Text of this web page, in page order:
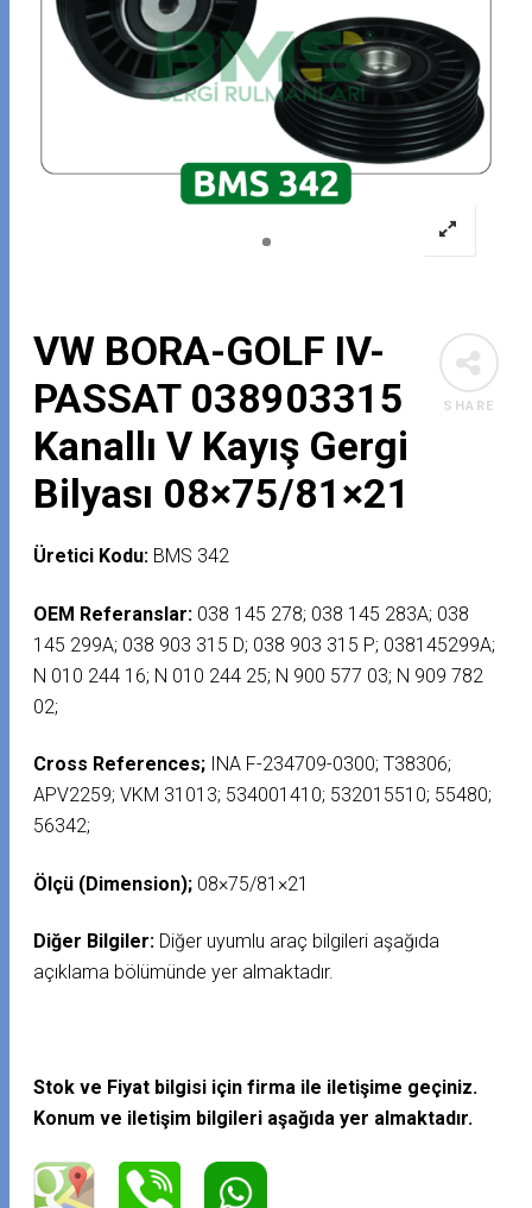
SHARE
VW BORA-GOLF IV-
PASSAT 038903315
Kanallı V Kayış Gergi
Bilyası 08×75/81×21
Üretici Kodu: BMS 342
OEM Referanslar: 038 145 278; 038 145 283A; 038
145 299A; 038 903 315 D; 038 903 315 P; 038145299A;
N 010 244 16; N 010 244 25; N 900 577 03; N 909 782
02;
Cross References; INA F-234709-0300; T38306;
APV2259; VKM 31013; 534001410; 532015510; 55480;
56342;
Ölçü (Dimension); 08×75/81×21
Diğer Bilgiler: Diğer uyumlu araç bilgileri aşağıda
açıklama bölümünde yer almaktadır.
Stok ve Fiyat bilgisi için firma ile iletişime geçiniz.
Konum ve iletişim bilgileri aşağıda yer almaktadır.